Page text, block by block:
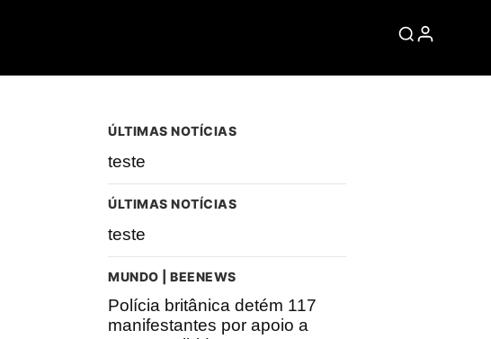
ÚLTIMAS NOTÍCIAS
teste
ÚLTIMAS NOTÍCIAS
teste
MUNDO | BEENEWS
Polícia britânica detém 117
manifestantes por apoio a